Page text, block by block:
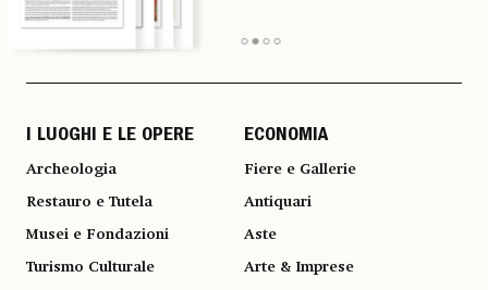
I LUOGHI E LE OPERE
Archeologia
Restauro e Tutela
Musei e Fondazioni
Turismo Culturale
ECONOMIA
Fiere e Gallerie
Antiquari
Aste
Arte & Imprese